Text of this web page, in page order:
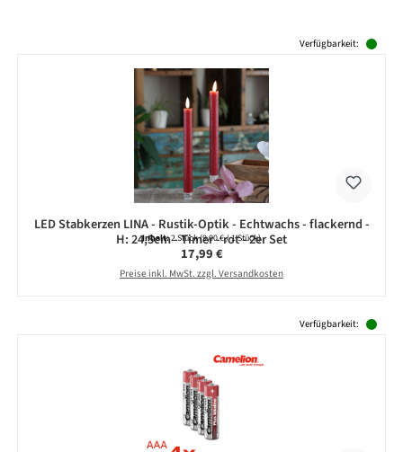
Verfügbarkeit:
LED Stabkerzen LINA - Rustik-Optik - Echtwachs - flackernd -
H: 24,5cm - Timer - rot - 2er Set
Inhalt:2 Stück(9,00 € / 1 Stück)
Regulärer Preis:
17,99 €
Preise inkl. MwSt. zzgl. Versandkosten
Verfügbarkeit: